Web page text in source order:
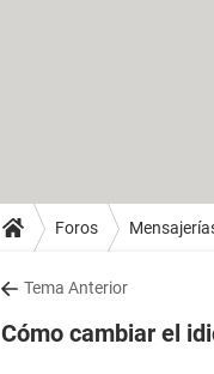
Foros
Tema Anterior
Cómo cambiar el